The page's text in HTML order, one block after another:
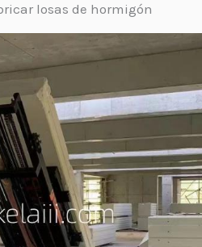
losas de hormigón